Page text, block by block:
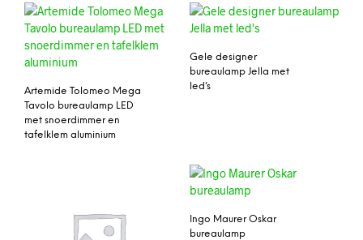
Artemide Tolomeo Mega
Tavolo bureaulamp LED
met snoerdimmer en
tafelklem aluminium
Gele designer
bureaulamp Jella met
led’s
Ingo Maurer Oskar
bureaulamp